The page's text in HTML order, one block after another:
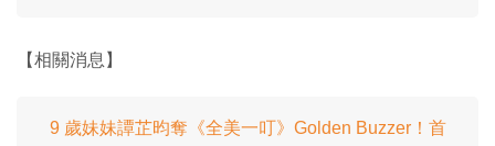
【相關消息】
9 歲妹妹譚芷昀奪《全美一叮》Golden Buzzer⁠⁠⁠⁠！首